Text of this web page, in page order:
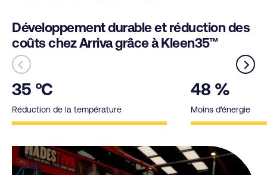
Développement durable et réduction des
coûts chez Arriva grâce à Kleen35™
35 °C
Réduction de la température
48 %
Moins d'énergie